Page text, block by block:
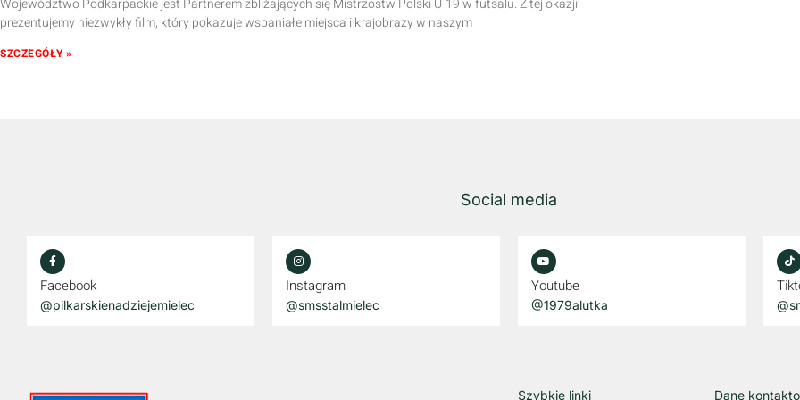
Województwo Podkarpackie jest Partnerem zbliżających się Mistrzostw Polski U-19 w futsalu. Z tej okazji
prezentujemy niezwykły film, który pokazuje wspaniałe miejsca i krajobrazy w naszym
SZCZEGÓŁY »
Social media
Facebook
@pilkarskienadziejemielec
Instagram
@smsstalmielec
Youtube
@1979alutka
Szybkie linki Dane